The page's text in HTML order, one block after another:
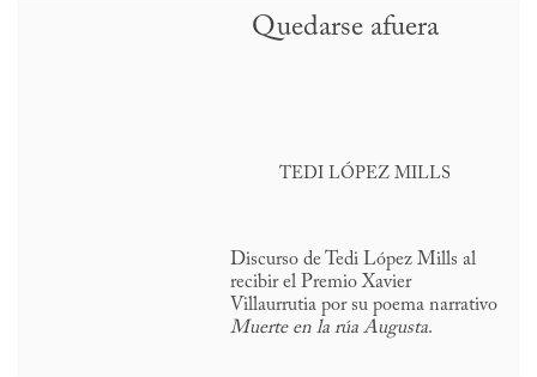
Quedarse afuera
TEDI LÓPEZ MILLS
Discurso de Tedi López Mills al
recibir el Premio Xavier
Villaurrutia por su poema narrativo
Muerte en la rúa Augusta.